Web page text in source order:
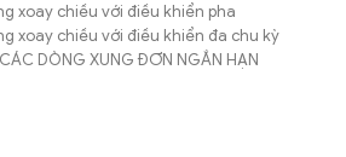
xoay chiều với điều khiển pha
xoay chiều với điều khiển đa chu kỳ
DÒNG XUNG ĐƠN NGẮN HẠN